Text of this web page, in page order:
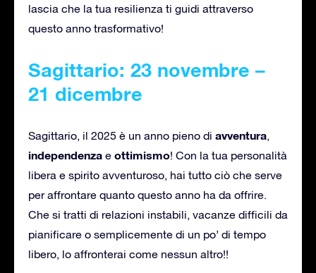
lascia che la tua resilienza ti guidi attraverso
questo anno trasformativo!
Sagittario: 23 novembre –
21 dicembre
Sagittario, il 2025 è un anno pieno di avventura,
independenza e ottimismo! Con la tua personalità
libera e spirito avventuroso, hai tutto ciò che serve
per affrontare quanto questo anno ha da offrire.
Che si tratti di relazioni instabili, vacanze difficili da
pianificare o semplicemente di un po’ di tempo
libero, lo affronterai come nessun altro!!